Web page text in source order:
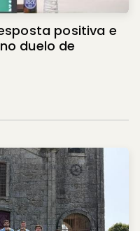
positiva e
duelo de